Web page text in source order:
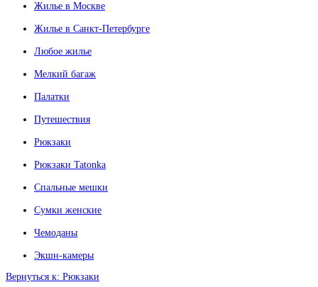
Жилье в Москве
Жилье в Санкт-Петербурге
Любое жилье
Мелкий багаж
Палатки
Путешествия
Рюкзаки
Рюкзаки Tatonka
Спальные мешки
Сумки женские
Чемоданы
Экшн-камеры
Вернуться к: Рюкзаки